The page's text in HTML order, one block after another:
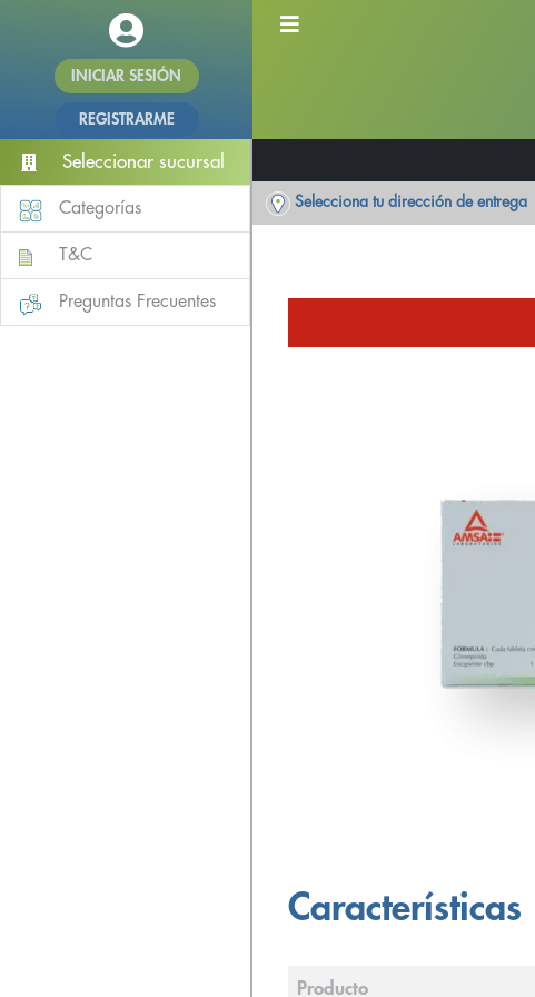
INICIAR SESIÓN
REGISTRARME
Seleccionar sucursal
Categorías
T&C
Preguntas Frecuentes
Selecciona tu dirección de entrega
Características
Producto